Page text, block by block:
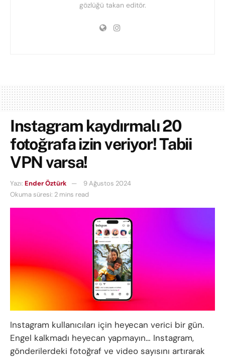
gözlüğü takan editör.
Instagram kaydırmalı 20
fotoğrafa izin veriyor! Tabii
VPN varsa!
Yazı: Ender Öztürk
9 Ağustos 2024
Okuma süresi: 2 mins read
Instagram kullanıcıları için heyecan verici bir gün.
Engel kalkmadı heyecan yapmayın… Instagram,
gönderilerdeki fotoğraf ve video sayısını artırarak